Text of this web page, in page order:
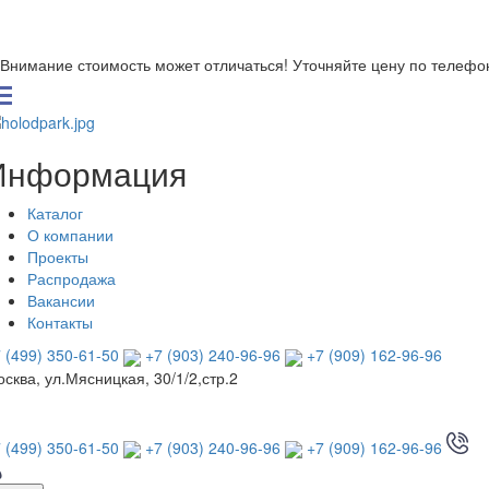
Внимание стоимость может отличаться! Уточняйте цену по
Каталог
О компании
Проекты
Распродажа
Вакансии
Контакты
(499) 350-61-50
+7 (903) 240-96-96
+7 (909) 162-96-96
ул.Мясницкая, 30/1/2,стр.2
(499) 350-61-50 +7 (903) 240-96-96 +7 (909) 162-96-96